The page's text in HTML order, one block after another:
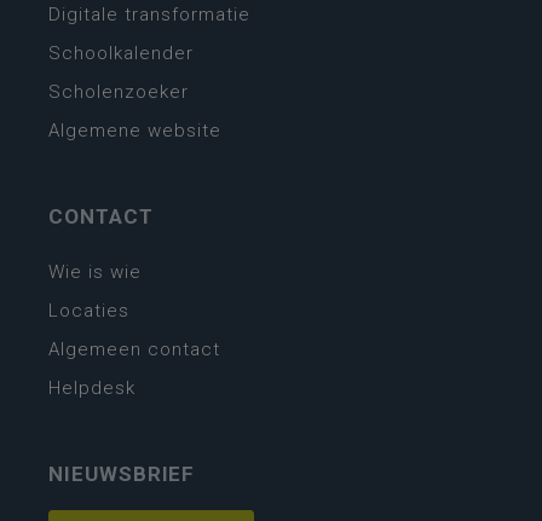
Digitale transformatie
Schoolkalender
Scholenzoeker
Algemene website
CONTACT
Wie is wie
Locaties
Algemeen contact
Helpdesk
NIEUWSBRIEF